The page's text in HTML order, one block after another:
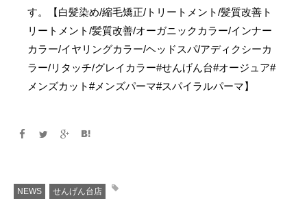
す。【白髪染め/縮毛矯正/トリートメント/髪質改善ト
リートメント/髪質改善/オーガニックカラー/インナー
カラー/イヤリングカラー/ヘッドスパ/アディクシーカ
ラー/リタッチ/グレイカラー#せんげん台#オージュア#
メンズカット#メンズパーマ#スパイラルパーマ】
NEWS せんげん台店